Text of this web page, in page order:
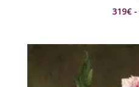
319€ -